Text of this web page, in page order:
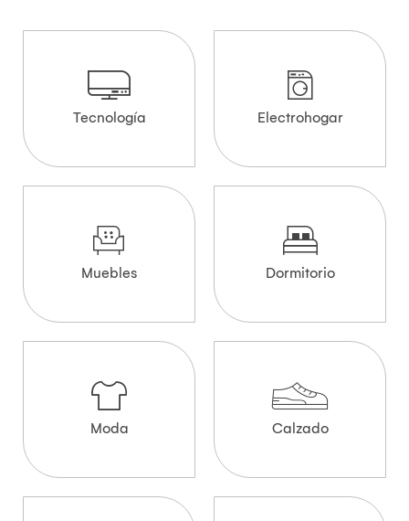
Tecnología Electrohogar
Muebles Dormitorio
Moda Calzado